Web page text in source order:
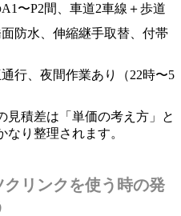
〜P2間、車道2車線＋歩道
防水、伸縮継手取替、付帯
行、夜間作業あり（22時〜5
見積差は「単価の考え方」と
なり整理されます。
リンクを使う時の発